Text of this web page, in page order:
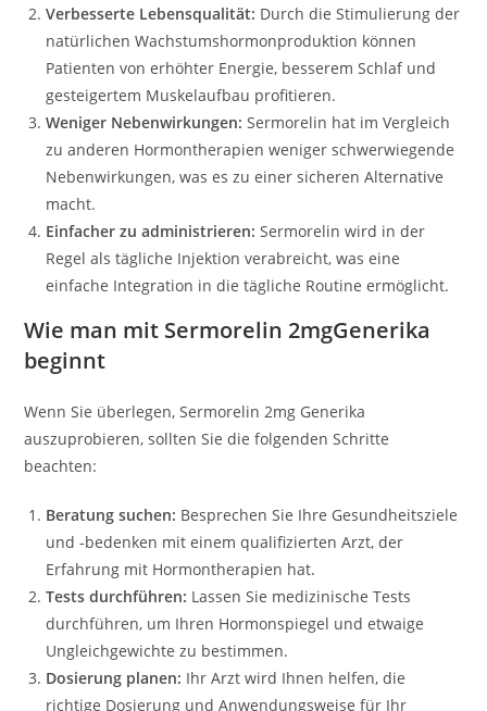
Verbesserte Lebensqualität: Durch die Stimulierung der
natürlichen Wachstumshormonproduktion können
Patienten von erhöhter Energie, besserem Schlaf und
gesteigertem Muskelaufbau profitieren.
Weniger Nebenwirkungen: Sermorelin hat im Vergleich
zu anderen Hormontherapien weniger schwerwiegende
Nebenwirkungen, was es zu einer sicheren Alternative
macht.
Einfacher zu administrieren: Sermorelin wird in der
Regel als tägliche Injektion verabreicht, was eine
einfache Integration in die tägliche Routine ermöglicht.
Wie man mit Sermorelin 2mgGenerika
beginnt
Wenn Sie überlegen, Sermorelin 2mg Generika
auszuprobieren, sollten Sie die folgenden Schritte
beachten:
Beratung suchen: Besprechen Sie Ihre Gesundheitsziele
und -bedenken mit einem qualifizierten Arzt, der
Erfahrung mit Hormontherapien hat.
Tests durchführen: Lassen Sie medizinische Tests
durchführen, um Ihren Hormonspiegel und etwaige
Ungleichgewichte zu bestimmen.
Dosierung planen: Ihr Arzt wird Ihnen helfen, die
richtige Dosierung und Anwendungsweise für Ihr